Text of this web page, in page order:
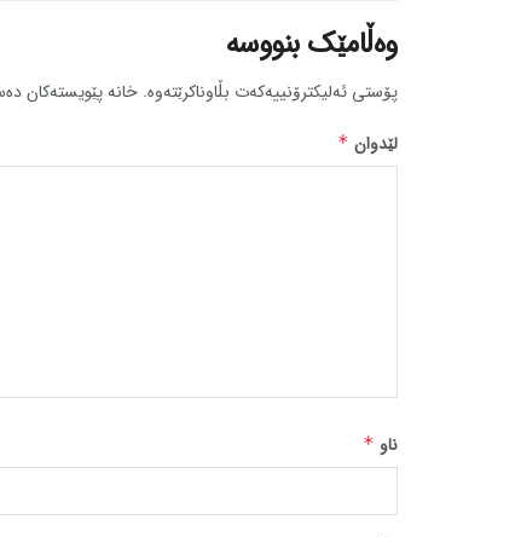
وەڵامێک بنووسە
پۆستی ئەلیکترۆنییەکەت بڵاوناکرێتەوە. خانە پێویستەکان
لێدوان *
ناو *